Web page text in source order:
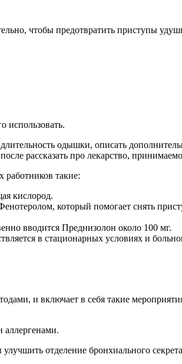
чтобы предотвратить приступы
использовать.
одышки, описать
рассказать про лекарство,
работников такие:
кислород.
который помогает снять
вводится Преднизолон около 100 мг.
в стационарных условиях и
и включает в себя такие
аллергенами.
отделение бронхиального